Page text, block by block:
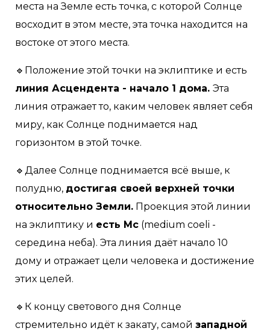
места на Земле есть точка, с которой Солнце
восходит в этом месте, эта точка находится на
востоке от этого места.
🔹Положение этой точки на эклиптике и есть
линия Асцендента - начало 1 дома. Эта
линия отражает то, каким человек являет себя
миру, как Солнце поднимается над
горизонтом в этой точке.
🔹Далее Солнце поднимается всё выше, к
полудню, достигая своей верхней точки
относительно Земли. Проекция этой линии
на эклиптику и есть Mc (medium coeli -
середина неба). Эта линия даёт начало 10
дому и отражает цели человека и достижение
этих целей.
🔹К концу светового дня Солнце
стремительно идёт к закату, самой западной